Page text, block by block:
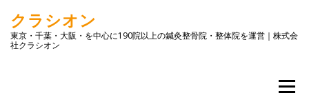
クラシオン
東京・千葉・大阪・を中心に190院以上の鍼灸整骨院・整体院を運営｜株式会
社クラシオン
メニュー